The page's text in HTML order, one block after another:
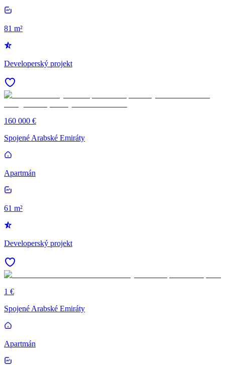
81 m²
Developerský projekt
160 000 €
Spojené Arabské Emiráty
Apartmán
61 m²
Developerský projekt
1 €
Spojené Arabské Emiráty
Apartmán